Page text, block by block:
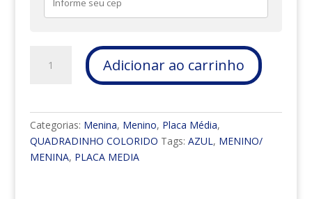
MÉDIA
MENINA
-
AZUL
quantidade
Adicionar ao carrinho
Categorias: Menina, Menino, Placa Média,
QUADRADINHO COLORIDO Tags: AZUL, MENINO/
MENINA, PLACA MEDIA